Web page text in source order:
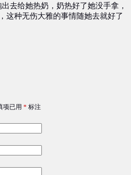
去给她热奶，奶热好了她没手拿，
这种无伤大雅的事情随她去就好了
项已用 * 标注